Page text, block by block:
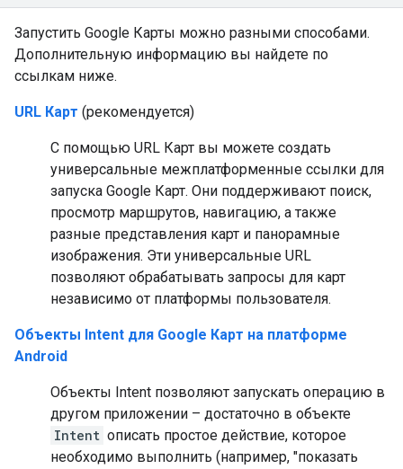
Запустить Google Карты можно разными способами.
Дополнительную информацию вы найдете по
ссылкам ниже.
URL Карт (рекомендуется)
С помощью URL Карт вы можете создать
универсальные межплатформенные ссылки для
запуска Google Карт. Они поддерживают поиск,
просмотр маршрутов, навигацию, а также
разные представления карт и панорамные
изображения. Эти универсальные URL
позволяют обрабатывать запросы для карт
независимо от платформы пользователя.
Объекты Intent для Google Карт на платформе
Android
Объекты Intent позволяют запускать операцию в
другом приложении – достаточно в объекте
Intent описать простое действие, которое
необходимо выполнить (например, "показать